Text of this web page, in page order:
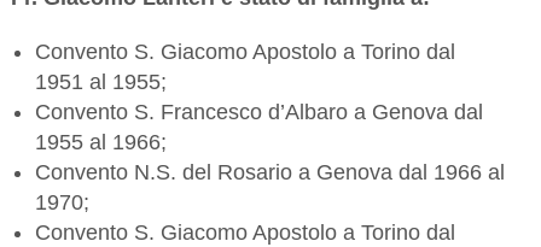
Convento S. Giacomo Apostolo a Torino dal
1951 al 1955;
Convento S. Francesco d’Albaro a Genova dal
1955 al 1966;
Convento N.S. del Rosario a Genova dal 1966 al
1970;
Convento S. Giacomo Apostolo a Torino dal